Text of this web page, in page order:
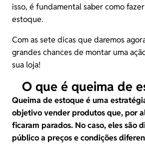
isso, é fundamental saber como
estoque.
Com as sete dicas que daremos
grandes chances de montar uma
sua loja!
O que é queima de
Queima de estoque é uma
objetivo vender produtos que, por
ficaram parados. No caso, eles são
público a preços e condições